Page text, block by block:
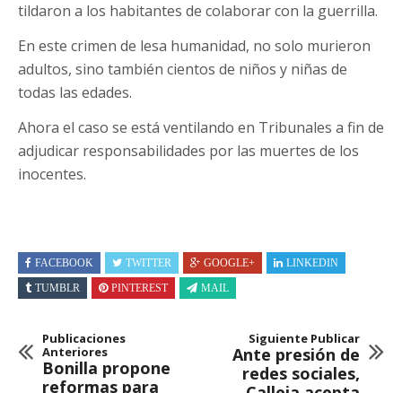
tildaron a los habitantes de colaborar con la guerrilla.
En este crimen de lesa humanidad, no solo murieron
adultos, sino también cientos de niños y niñas de
todas las edades.
Ahora el caso se está ventilando en Tribunales a fin de
adjudicar responsabilidades por las muertes de los
inocentes.
FACEBOOK TWITTER GOOGLE+
LINKEDIN
TUMBLR
PINTEREST MAIL
Publicaciones
Anteriores
Bonilla propone
reformas para
Siguiente Publicar
Ante presión de
redes sociales,